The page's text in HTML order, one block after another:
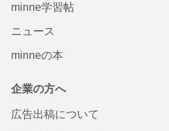
minne学習帖
ニュース
minneの本
企業の方へ
広告出稿について